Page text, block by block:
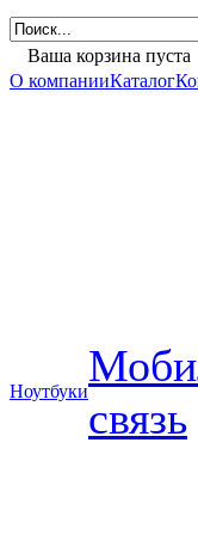
Ваша корзина пуста
О компанииКаталог
Ноутбуки
связь